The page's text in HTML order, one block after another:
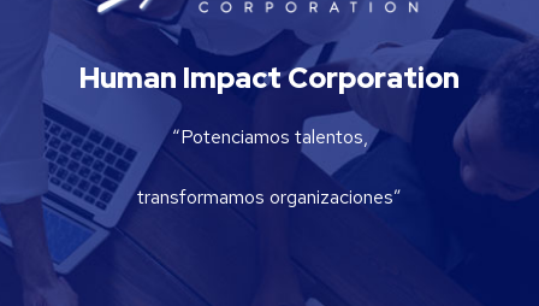
Human Impact Corporation
“Potenciamos talentos,
transformamos organizaciones”